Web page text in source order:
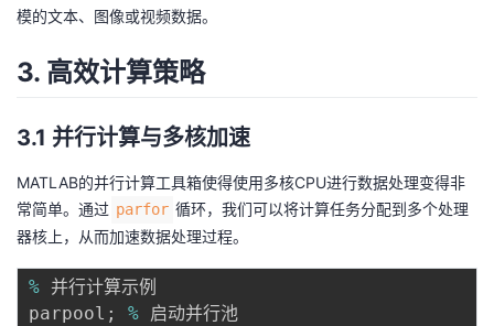
模的文本、图像或视频数据。
3. 高效计算策略
3.1 并行计算与多核加速
MATLAB的并行计算工具箱使得使用多核CPU进行数据处理变得非
常简单。通过 parfor 循环，我们可以将计算任务分配到多个处理
器核上，从而加速数据处理过程。
% 并行计算示例
parpool ; % 启动并行池